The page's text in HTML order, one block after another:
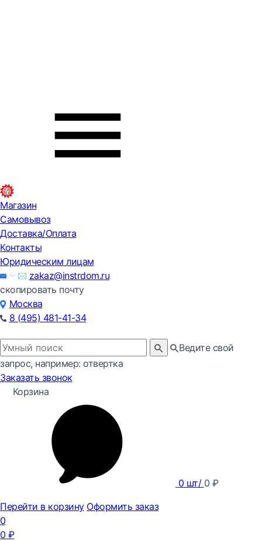
Магазин
Самовывоз
Доставка/Оплата
Контакты
Юридическим лицам
zakaz@instrdom.ru
скопировать почту
Москва
8 (495) 481-41-34
Ведите свой
запрос, например: отвертка
Заказать звонок
Корзина
0 шт/ 0 ₽
Перейти в корзину Оформить заказ
0
0 ₽